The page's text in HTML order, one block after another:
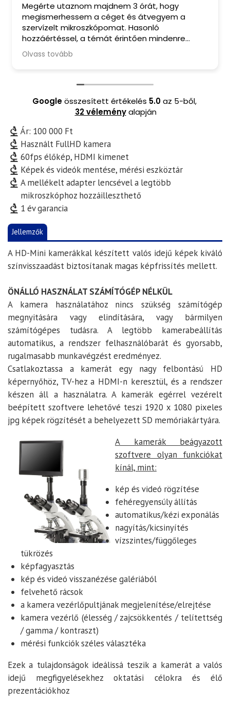
utaznom majdnem 3 órát, hogy
a céget és átvegyem a
mikroszkópomat. Hasonló
a témát érintően mindenre
tanácsadással, barátságos
és finom kávéval ritkán
kihozták a maximumot. Csak
tovább
Googleösszesített értékelés 5.0az 5-ből,
32 véleményalapján
Ár: 100 000 Ft
Használt FullHD kamera
60fps élőkép, HDMI kimenet
Képek és videók mentése, mérési eszköztár
A mellékelt adapter lencsével a legtöbb
mikroszkóphoz hozzáilleszthető
1 év garancia
Jellemzők
A HD-Mini kamerákkal készített valós idejű képek kiváló
színvisszaadást biztosítanak magas képfrissítés mellett.
ÖNÁLLÓ HASZNÁLAT SZÁMÍTÓGÉP NÉLKÜL
A kamera használatához nincs szükség számítógép
megnyitására vagy elindítására, vagy bármilyen
számítógépes tudásra. A legtöbb kamerabeállítás
automatikus, a rendszer felhasználóbarát és gyorsabb,
rugalmasabb munkavégzést eredményez.
Csatlakoztassa a kamerát egy nagy felbontású HD
képernyőhöz, TV-hez a HDMI-n keresztül, és a rendszer
készen áll a használatra. A kamerák egérrel vezérelt
beépített szoftvere lehetővé teszi 1920 x 1080 pixeles
jpg képek rögzítését a behelyezett SD memóriakártyára.
A kamerák beágyazott
szoftvere olyan funkciókat
kínál, mint:
kép és videó rögzítése
fehéregyensúly állítás
automatikus/kézi exponálás
nagyítás/kicsinyítés
vízszintes/függőleges
tükrözés
képfagyasztás
kép és videó visszanézése galériából
felvehető rácsok
a kamera vezérlőpultjának megjelenítése/elrejtése
kamera vezérlő (élesség / zajcsökkentés / telítettség
/ gamma / kontraszt)
mérési funkciók széles választéka
Ezek a tulajdonságok ideálissá teszik a kamerát a valós
idejű megfigyelésekhez oktatási célokra és élő
prezentációkhoz